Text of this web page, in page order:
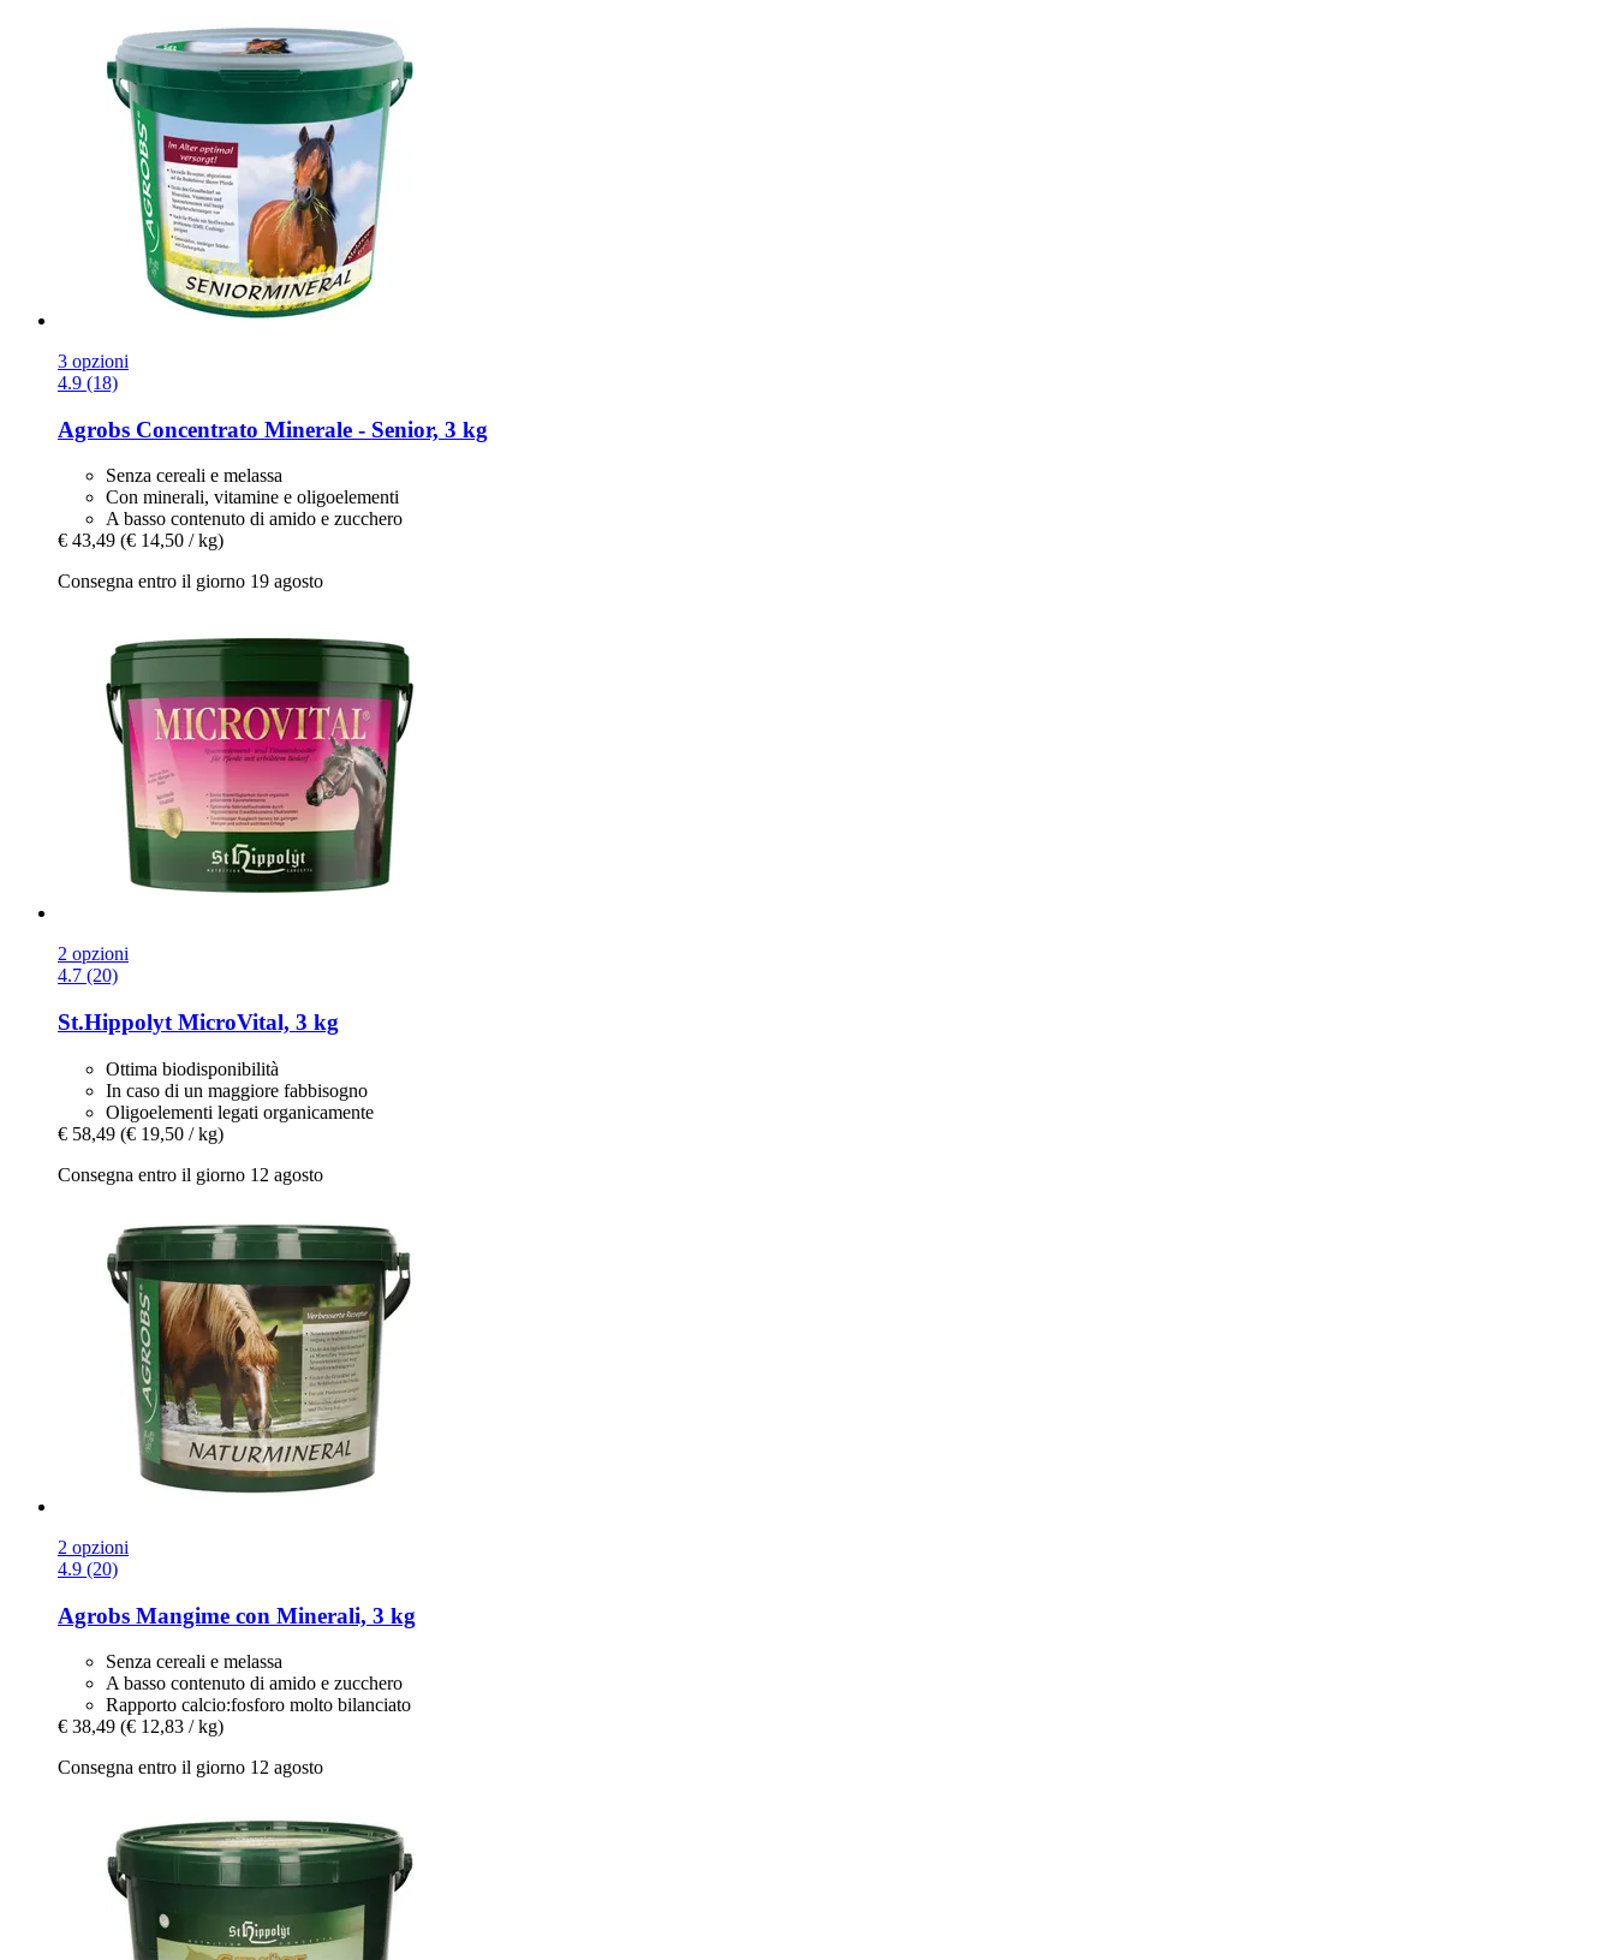
3 opzioni
4.9 (18)
Agrobs Concentrato Minerale -​ Senior, 3 kg
Senza cereali e melassa
Con minerali, vitamine e oligoelementi
A basso contenuto di amido e zucchero
€ 43,49 (€ 14,50 / kg)
Consegna entro il giorno 19 agosto
2 opzioni
4.7 (20)
St.Hippolyt MicroVital, 3 kg
Ottima biodisponibilità
In caso di un maggiore fabbisogno
Oligoelementi legati organicamente
€ 58,49 (€ 19,50 / kg)
Consegna entro il giorno 12 agosto
2 opzioni
4.9 (20)
Agrobs Mangime con Minerali, 3 kg
Senza cereali e melassa
A basso contenuto di amido e zucchero
Rapporto calcio:fosforo molto bilanciato
€ 38,49 (€ 12,83 / kg)
Consegna entro il giorno 12 agosto